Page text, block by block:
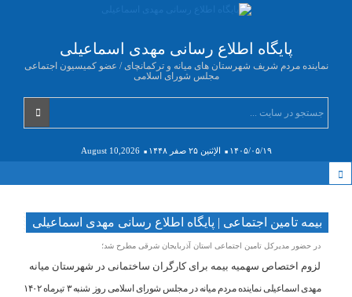
پایگاه اطلاع رسانی مهدی اسماعیلی
نماینده مردم شریف شهرستان های میانه و ترکمانچای / عضو کمیسیون اجتماعی
مجلس شورای اسلامی
۱۴۰۵/۰۵/۱۹ الإثنين ۲۵ صفر ۱۴۴۸ August 10,2026
بیمه تامین اجتماعی | پایگاه اطلاع رسانی مهدی اسماعیلی
در حضور مدیرکل تامین اجتماعی استان آذربایجان شرقی مطرح شد؛
لزوم اختصاص سهمیه بیمه برای کارگران ساختمانی در شهرستان میانه
مهدی اسماعیلی نماینده مردم میانه در مجلس شورای اسلامی روز شنبه ۳ تیرماه ۱۴۰۲